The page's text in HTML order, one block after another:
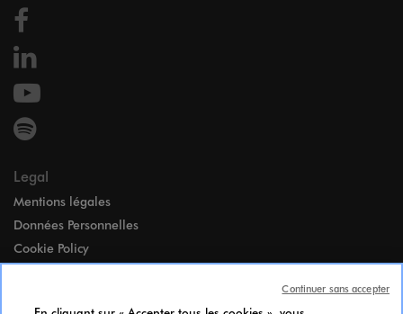
Legal
Mentions légales
Données Personnelles
Cookie Policy
Continuer sans accepter